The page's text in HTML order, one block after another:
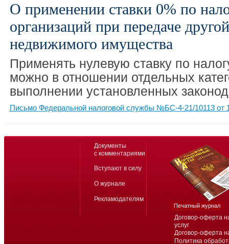
О применении ставки 0% по
организаций при передаче
недвижимого имущества
Применять нулевую ставку по
можно в отношении отдельных
выполнении установленных
Письмо Федеральной налоговой службы №БС-4-21/10113 от
Договор-оферта
услуг
Договор-оферта
Политика
Документы
с комментариями
Вступают в силу
О журнале
Рекламодателям
Печатный журнал